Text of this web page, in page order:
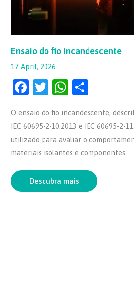
Ensaio do fio incandescente
17 April, 2026
F
c
e
b
o
o
T
itt
er
W
at
s
A
p
p
ar
e
O ensaio do fio incandescente,
IEC 60695-2-10:2013 e IEC 60695-2-
utilizado para avaliar o
materiais isolantes e componentes
Descubra mais